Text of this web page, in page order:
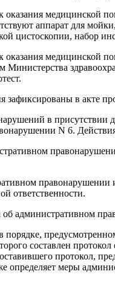
оказания медицинской
аппарат для
цистоскопии, набор
оказания медицинской
в акте
в присутствии
N 6.
ответственности.
об административном
порядке,
составлен
протокол,
определяет меры